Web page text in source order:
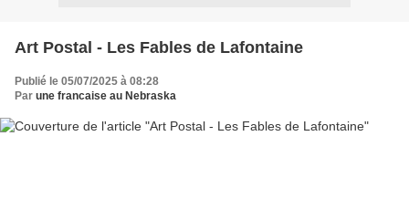
Art Postal - Les Fables de Lafontaine
Publié le 05/07/2025 à 08:28
Par une francaise au Nebraska